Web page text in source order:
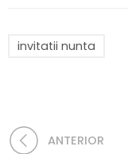
invitatii nunta
ANTERIOR